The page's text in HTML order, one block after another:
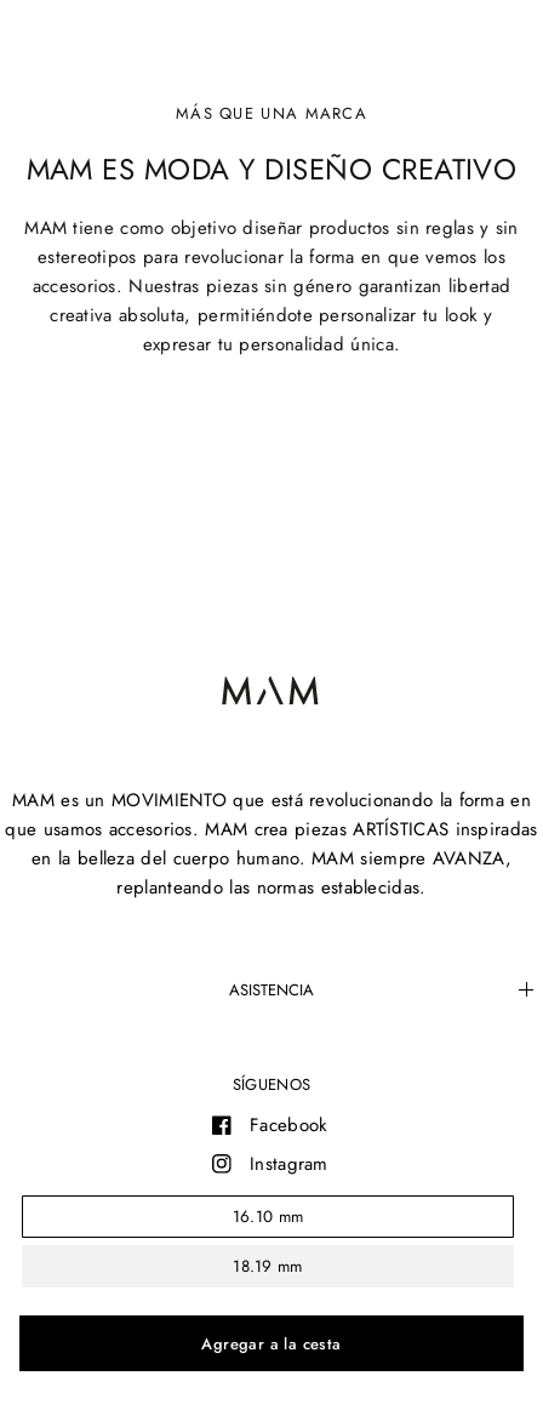
16.10 mm
18.19 mm
MÁS QUE UNA MARCA
MAM ES MODA Y DISEÑO CREATIVO
MAM tiene como objetivo diseñar productos sin reglas y sin
estereotipos para revolucionar la forma en que vemos los
accesorios. Nuestras piezas sin género garantizan libertad
creativa absoluta, permitiéndote personalizar tu look y
expresar tu personalidad única.
MAM es un MOVIMIENTO que está revolucionando la forma en
que usamos accesorios. MAM crea piezas ARTÍSTICAS inspiradas
en la belleza del cuerpo humano. MAM siempre AVANZA,
replanteando las normas establecidas.
ASISTENCIA
SÍGUENOS
Facebook
Instagram
YouTube
© 2026 MAM®, All rights reserved.